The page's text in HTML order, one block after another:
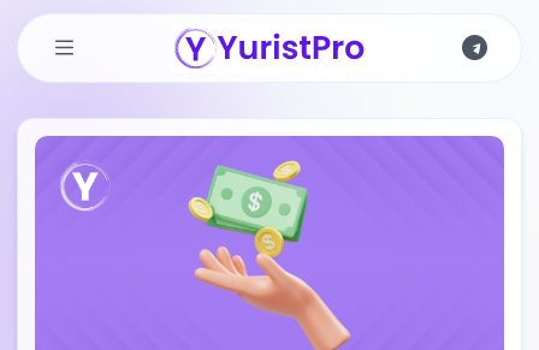
Skip to main content